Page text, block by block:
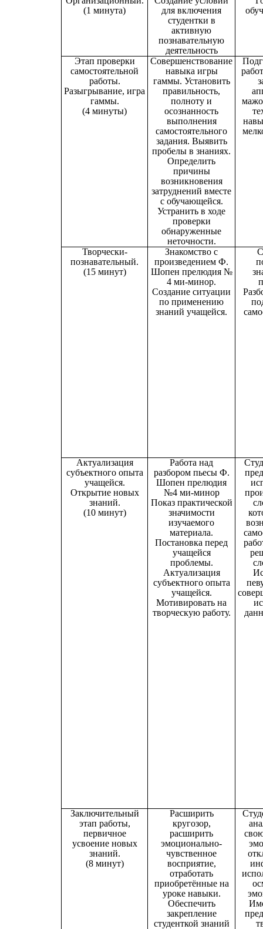
(1 минута)
для включения
студентки в
активную
познавательную
деятельность
Этап проверки
самостоятельной
работы.
Разыгрывание, игра
гаммы.
(4 минуты)
Совершенствование
навыка игры
гаммы. Установить
правильность,
полноту и
осознанность
выполнения
самостоятельного
задания. Выявить
пробелы в знаниях.
Определить
причины
возникновения
затруднений вместе
с обучающейся.
Устранить в ходе
проверки
обнаруженные
неточности.
Творчески-
познавательный.
(15 минут)
Знакомство с
произведением Ф.
Шопен прелюдия №
4 ми-минор.
Создание ситуации
по применению
знаний учащейся.
Актуализация
субъектного опыта
учащейся.
Открытие новых
знаний.
(10 минут)
Работа над
разбором пьесы Ф.
Шопен прелюдия
№4 ми-минор
Показ практической
значимости
изучаемого
материала.
Постановка перед
учащейся
проблемы.
Актуализация
субъектного опыта
учащейся.
Мотивировать на
творческую работу.
Заключительный
этап работы,
первичное
усвоение новых
знаний.
(8 минут)
Расширить
кругозор,
расширить
эмоционально-
чувственное
восприятие,
отработать
приобретённые на
уроке навыки.
Обеспечить
закрепление
студенткой знаний